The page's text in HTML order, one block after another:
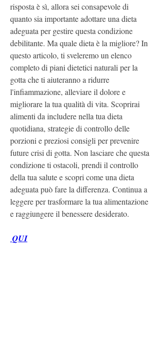
risposta è sì, allora sei consapevole di
quanto sia importante adottare una dieta
adeguata per gestire questa condizione
debilitante. Ma quale dieta è la migliore? In
questo articolo, ti sveleremo un elenco
completo di piani dietetici naturali per la
gotta che ti aiuteranno a ridurre
l'infiammazione, alleviare il dolore e
migliorare la tua qualità di vita. Scoprirai
alimenti da includere nella tua dieta
quotidiana, strategie di controllo delle
porzioni e preziosi consigli per prevenire
future crisi di gotta. Non lasciare che questa
condizione ti ostacoli, prendi il controllo
della tua salute e scopri come una dieta
adeguata può fare la differenza. Continua a
leggere per trasformare la tua alimentazione
e raggiungere il benessere desiderato.
QUI